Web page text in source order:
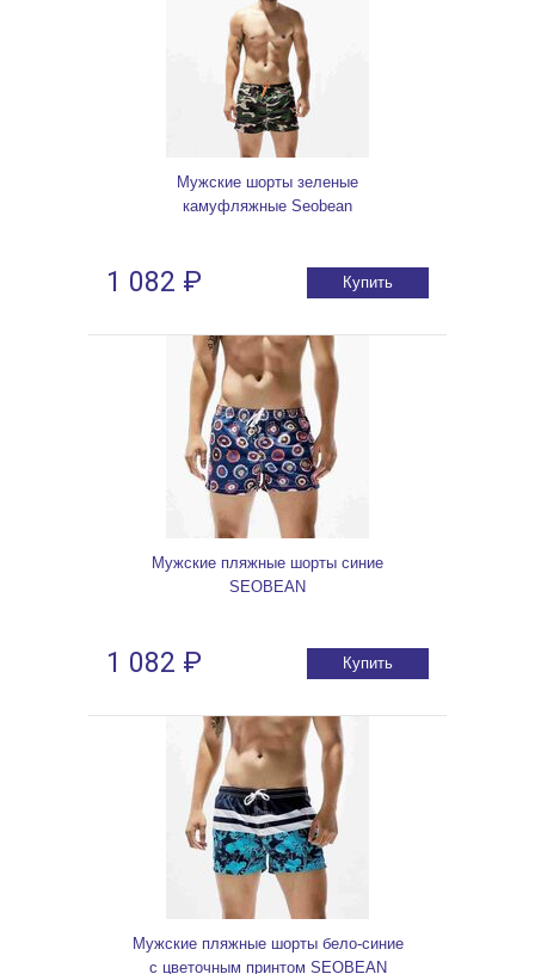
Мужские шорты зеленые
камуфляжные Seobean
1 082 ₽ Купить
Мужские пляжные шорты синие
SEOBEAN
1 082 ₽ Купить
Мужские пляжные шорты бело-синие
с цветочным принтом SEOBEAN